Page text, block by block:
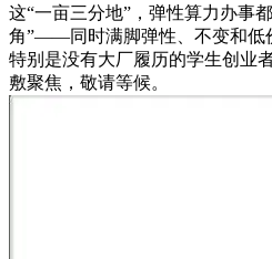
这“一亩三分地”，弹性算力办事
角”——同时满脚弹性、不变和低
特别是没有大厂履历的学生创业
敷聚焦，敬请等候。